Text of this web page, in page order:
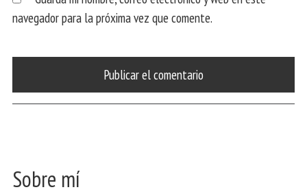
navegador para la próxima vez que comente.
Sobre mí